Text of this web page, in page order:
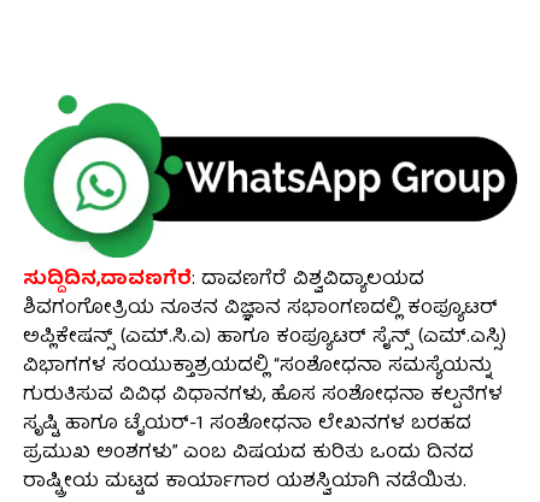
ಸುದ್ದಿದಿನ,ದಾವಣಗೆರೆ: ದಾವಣಗೆರೆ ವಿಶ್ವವಿದ್ಯಾಲಯದ
ಶಿವಗಂಗೋತ್ರಿಯ ನೂತನ ವಿಜ್ಞಾನ ಸಭಾಂಗಣದಲ್ಲಿ ಕಂಪ್ಯೂಟರ್
ಅಪ್ಲಿಕೇಷನ್ಸ್ (ಎಮ್.ಸಿ.ಎ) ಹಾಗೂ ಕಂಪ್ಯೂಟರ್ ಸೈನ್ಸ್ (ಎಮ್.ಎಸ್ಸಿ)
ವಿಭಾಗಗಳ ಸಂಯುಕ್ತಾಶ್ರಯದಲ್ಲಿ “ಸಂಶೋಧನಾ ಸಮಸ್ಯೆಯನ್ನು
ಗುರುತಿಸುವ ವಿವಿಧ ವಿಧಾನಗಳು, ಹೊಸ ಸಂಶೋಧನಾ ಕಲ್ಪನೆಗಳ
ಸೃಷ್ಟಿ ಹಾಗೂ ಟೈಯರ್-1 ಸಂಶೋಧನಾ ಲೇಖನಗಳ ಬರಹದ
ಪ್ರಮುಖ ಅಂಶಗಳು” ಎಂಬ ವಿಷಯದ ಕುರಿತು ಒಂದು ದಿನದ
ರಾಷ್ಟ್ರೀಯ ಮಟ್ಟದ ಕಾರ್ಯಾಗಾರ ಯಶಸ್ವಿಯಾಗಿ ನಡೆಯಿತು.